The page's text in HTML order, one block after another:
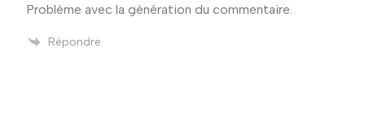
Problème avec la génération du commentaire.
Répondre